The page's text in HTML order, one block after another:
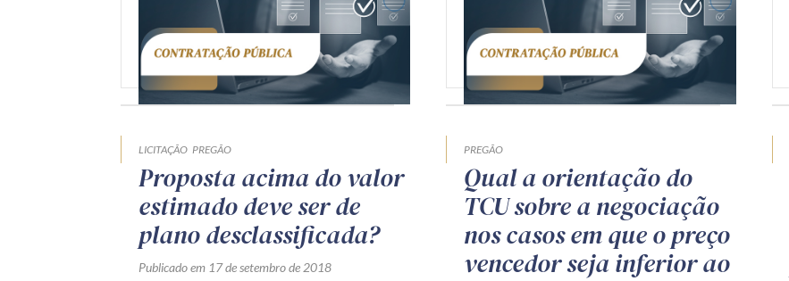
LICITAÇÃO PREGÃO
Proposta acima do valor
estimado deve ser de
plano desclassificada?
Publicado em 17 de setembro de 2018
PREGÃO
Qual a orientação do
TCU sobre a negociação
nos casos em que o preço
vencedor seja inferior ao